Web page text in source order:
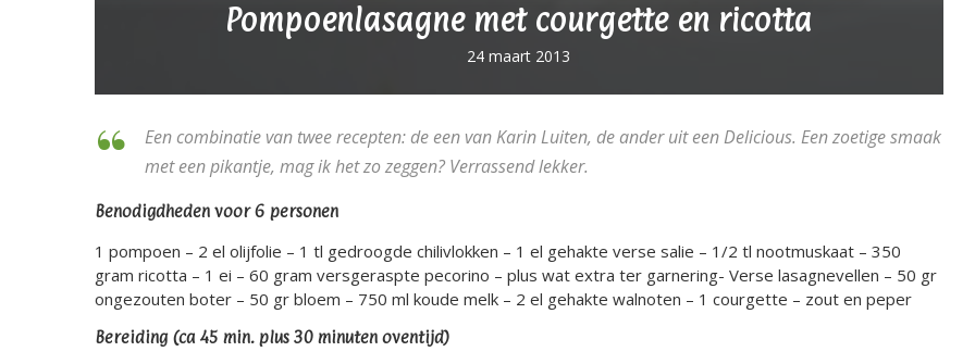
Pompoenlasagne met courgette en ricotta
24 maart 2013
Een combinatie van twee recepten: de een van Karin Luiten, de ander uit een Delicious. Een zoetige smaak
met een pikantje, mag ik het zo zeggen? Verrassend lekker.
Benodigdheden voor 6 personen
1 pompoen – 2 el olijfolie – 1 tl gedroogde chilivlokken – 1 el gehakte verse salie – 1/2 tl nootmuskaat – 350
gram ricotta – 1 ei – 60 gram versgeraspte pecorino – plus wat extra ter garnering- Verse lasagnevellen – 50 gr
ongezouten boter – 50 gr bloem – 750 ml koude melk – 2 el gehakte walnoten – 1 courgette – zout en peper
Bereiding (ca 45 min. plus 30 minuten oventijd)